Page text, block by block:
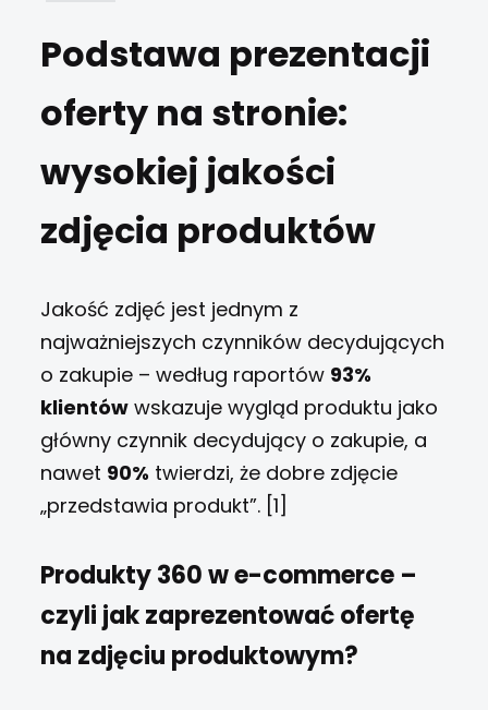
Podstawa prezentacji
oferty na stronie:
wysokiej jakości
zdjęcia produktów
Jakość zdjęć jest jednym z
najważniejszych czynników decydujących
o zakupie – według raportów 93%
klientów wskazuje wygląd produktu jako
główny czynnik decydujący o zakupie, a
nawet 90% twierdzi, że dobre zdjęcie
„przedstawia produkt”. [1]
Produkty 360 w e-commerce –
czyli jak zaprezentować ofertę
na zdjęciu produktowym?